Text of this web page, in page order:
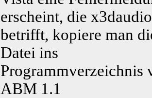
erscheint, die
betrifft, kopiere man
Datei ins
Programmverzeichnis
ABM 1.1